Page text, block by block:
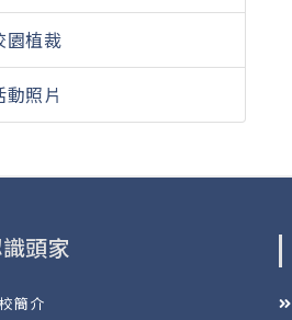
園植裁
動照片
頭家
簡介